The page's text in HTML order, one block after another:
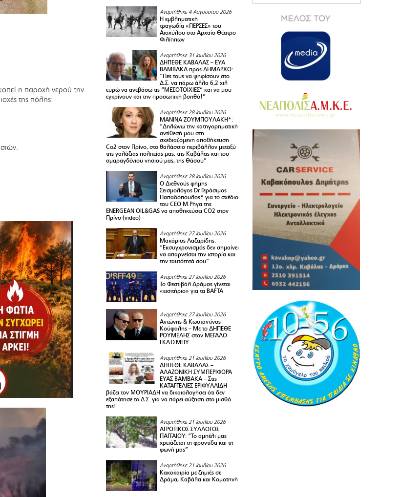
η παροχή νερού την
της πόλης:
Αναρτήθηκε 4 Αυγούστου 2026
Η εμβληματική
τραγωδία «ΠΕΡΣΕΣ» του
Αισχύλου στο Αρχαίο Θέατρο
Φιλίππων
Αναρτήθηκε 31 Ιουλίου 2026
ΔΗΠΕΘΕ ΚΑΒΑΛΑΣ – ΕΥΑ
ΒΑΜΒΑΚΑ προς ΔΗΜΑΡΧΟ:
“Πες τους να ψηφίσουν στο
Δ.Σ. να πάρω άλλα 6,2 χιλ
ευρώ να ανεβάσω τις “ΜΕΣΟΤΟΙΧΙΕΣ” και να μου
εγκρίνουν και την προσωπική βοηθό!”
Αναρτήθηκε 28 Ιουλίου 2026
ΜΑΝΙΝΑ ΖΟΥΜΠΟΥΛΑΚΗ*:
“Δηλώνω την κατηγορηματική
αντίθεσή μου στη
σχεδιαζόμενη αποθήκευση
Co2 στον Πρίνο, στο θαλάσσιο περιβάλλον μεταξύ
της γαλάζιας πολιτείας μας, της Καβάλας και του
σμαραγδένιου νησιού μας, της Θάσου”
Αναρτήθηκε 28 Ιουλίου 2026
Ο Διεθνούς φήμης
Σεισμολόγος Dr Γεράσιμος
Παπαδόπουλος* για το σχέδιο
του CEO M.Ρήγα της
ENERGEAN OIL&GAS να αποθηκεύσει CO2 στον
Πρίνο (video)
Αναρτήθηκε 27 Ιουλίου 2026
Μακάριος Λαζαρίδης:
“Εκσυγχρονισμός δεν σημαίνει
να απαρνείσαι την ιστορία και
την ταυτότητά σου”
Αναρτήθηκε 27 Ιουλίου 2026
Το Φεστιβάλ Δράμας γίνεται
«εισιτήριο» για τα BAFTA
Αναρτήθηκε 27 Ιουλίου 2026
Αντώνης & Κωσταντίνος
Κούφαλης – Με το ΔΗΠΕΘΕ
ΡΟΥΜΕΛΗΣ στον ΜΕΓΑΛΟ
ΓΚΑΤΣΜΠΥ
Αναρτήθηκε 21 Ιουλίου 2026
ΔΗΠΕΘΕ ΚΑΒΑΛΑΣ –
ΑΛΑΖΟΝΙΚΗ ΣΥΜΠΕΡΙΦΟΡΑ
ΕΥΑΣ ΒΑΜΒΑΚΑ – Στις
ΚΑΤΑΓΓΕΛΙΕΣ ΕΡΙΦΥΛΛΙΔΗ
βάζει τον ΜΟΥΡΙΑΔΗ να δικαιολογήσει ότι δεν
εξαπάτησε το Δ.Σ. για να πάρει αύξηση στο μισθό
της!
Αναρτήθηκε 21 Ιουλίου 2026
ΑΓΡΟΤΙΚΟΣ ΣΥΛΛΟΓΟΣ
ΠΑΓΓΑΙΟY: “Το αμπέλι μας
χρειάζεται τη φροντίδα και τη
φωνή μας”
Αναρτήθηκε 21 Ιουλίου 2026
Κακοκαιρία με ζημιές σε
Δράμα, Καβάλα και Κομοτηνή